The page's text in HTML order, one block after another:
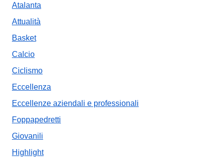
Atalanta
Attualità
Basket
Calcio
Ciclismo
Eccellenza
Eccellenze aziendali e professionali
Foppapedretti
Giovanili
Highlight